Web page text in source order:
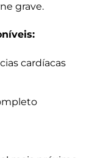
grave.
cardíacas